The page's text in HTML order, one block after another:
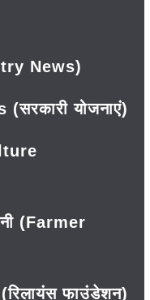
News)
योजनाएं)
(Farmer
फाउंडेशन)